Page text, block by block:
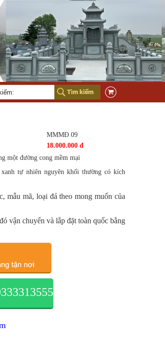
MMMĐ 09
18.000.000 đ
một đường cong mềm mại
tự nhiên nguyên khối thường có kích
mẫu mã, loại đá theo mong muốn của
vận chuyển và lắp đặt toàn quốc bằng